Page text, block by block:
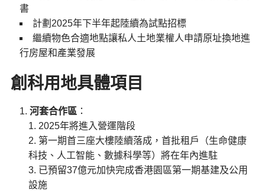
書
計劃2025年下半年起陸續為試點招標
繼續物色合適地點讓私人土地業權人申請原址換地進
行房屋和產業發展
創科用地具體項目
河套合作區 ：
2025年將進入營運階段
第一期首三座大樓陸續落成，首批租戶（生命健康
科技、人工智能、數據科學等）將在年內進駐
已預留37億元加快完成香港園區第一期基建及公用
設施